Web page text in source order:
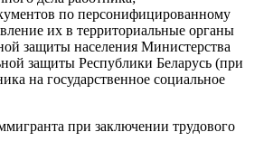
по персонифицированному
их в территориальные органы
защиты населения Министерства
защиты Республики Беларусь (при
на государственное социальное
при заключении трудового